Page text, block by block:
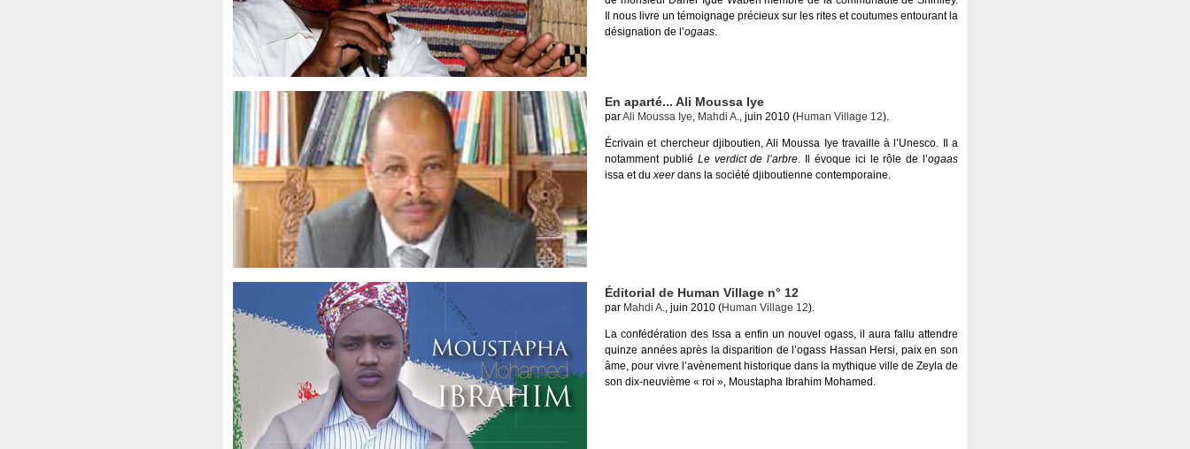
Il nous livre un témoignage précieux sur les rites et coutumes entourant la
désignation de l’ogaas.
En aparté... Ali Moussa Iye
parAli Moussa Iye, Mahdi A., juin 2010 (Human Village 12).
Écrivain et chercheur djiboutien, Ali Moussa Iye travaille à l’Unesco. Il a
notamment publié Le verdict de l’arbre. Il évoque ici le rôle de l’ogaas
issa et duxeerdans la société djiboutienne contemporaine.
Éditorial de Human Village n° 12
par Mahdi A., juin 2010 (Human Village 12).
La confédération des Issa a enfin un nouvel ogass, il aura fallu attendre
quinze années après la disparition de l’ogass Hassan Hersi, paix en son
âme, pour vivre l’avènement historique dans la mythique ville de Zeyla de
son dix-neuvième « roi », Moustapha Ibrahim Mohamed.